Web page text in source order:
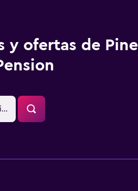
y ofertas de Pine